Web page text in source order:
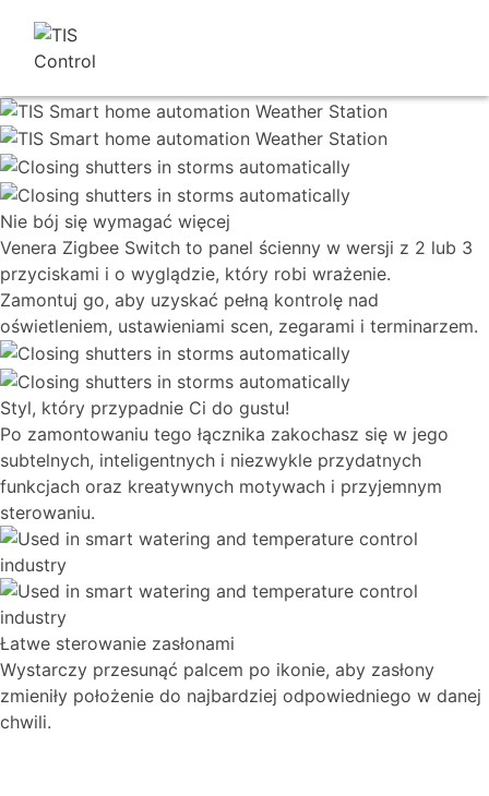
Nie bój się wymagać więcej
Venera Zigbee Switch to panel ścienny w wersji z 2 lub 3
przyciskami i o wyglądzie, który robi wrażenie.
Zamontuj go, aby uzyskać pełną kontrolę nad
oświetleniem, ustawieniami scen, zegarami i terminarzem.
Styl, który przypadnie Ci do gustu!
Po zamontowaniu tego łącznika zakochasz się w jego
subtelnych, inteligentnych i niezwykle przydatnych
funkcjach oraz kreatywnych motywach i przyjemnym
sterowaniu.
Łatwe sterowanie zasłonami
Wystarczy przesunąć palcem po ikonie, aby zasłony
zmieniły położenie do najbardziej odpowiedniego w danej
chwili.